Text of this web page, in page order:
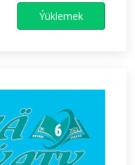
Ýüklemek